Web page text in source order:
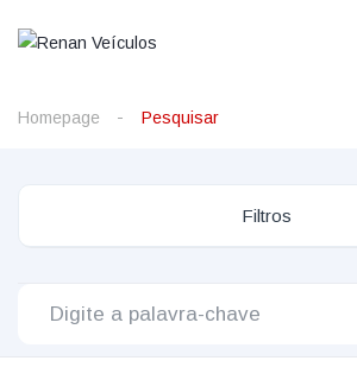
Homepage Pesquisar
Filtros